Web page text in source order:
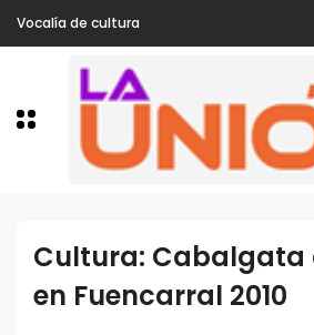
Vocalía de cultura
Cultura: Cabalgata
en Fuencarral 2010